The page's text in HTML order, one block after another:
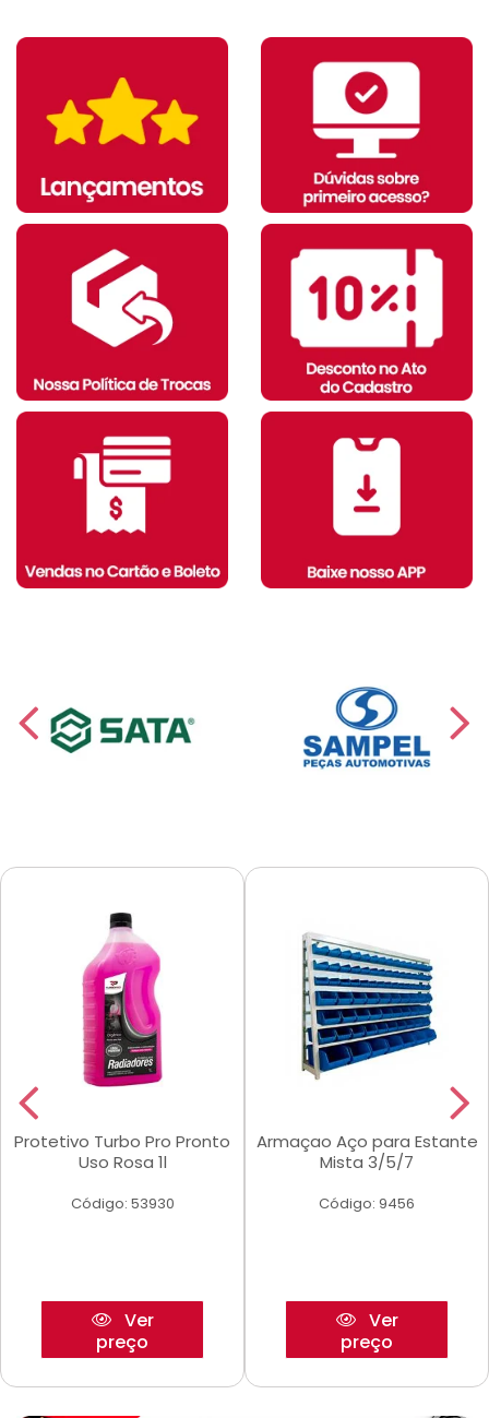
Protetivo Turbo Pro Pronto
Uso Rosa 1l
Código: 53930
Ver
preço
Armaçao Aço para Estante
Mista 3/5/7
Código: 9456
Ver
preço